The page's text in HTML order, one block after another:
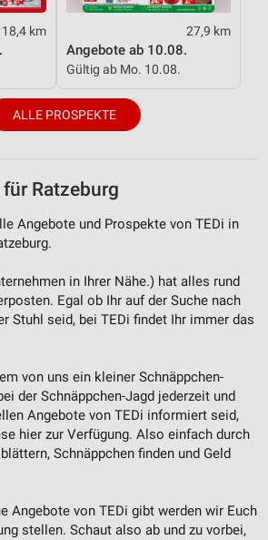
18,4 km 27,9 km
Angebote ab 10.08.
Gültig ab Mo. 10.08.
ALLE PROSPEKTE
Ratzeburg
Angebote und Prospekte von TEDi in
in Ihrer Nähe.) hat alles rund
Egal ob Ihr auf der Suche nach
Stuhl seid, bei TEDi findet Ihr immer das
von uns ein kleiner Schnäppchen-
der Schnäppchen-Jagd jederzeit und
Angebote von TEDi informiert seid,
hier zur Verfügung. Also einfach durch
Schnäppchen finden und Geld
Angebote von TEDi gibt werden wir Euch
stellen. Schaut also ab und zu vorbei,